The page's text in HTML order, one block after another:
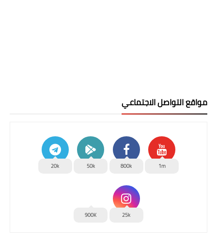
مواقع التواصل الاجتماعي
1m
800k
50k
20k
25k
900K